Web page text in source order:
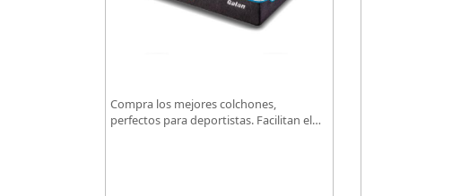
Compra los mejores colchones,
perfectos para deportistas. Facilitan el